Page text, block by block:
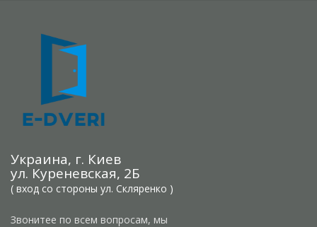
Украина, г. Киев
ул. Куреневская, 2Б
( вход со стороны ул. Скляренко )
Звонитее по всем вопросам, мы